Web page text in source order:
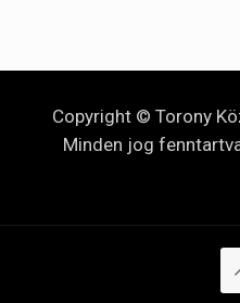
Copyright © Torony
Minden jog